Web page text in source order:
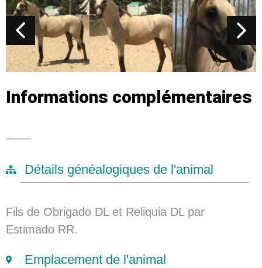
Informations complémentaires
Détails généalogiques de l'animal
Fils de Obrigado DL et Reliquia DL par
Estimado RR.
Emplacement de l'animal